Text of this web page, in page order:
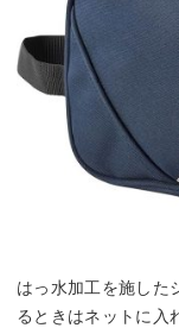
はっ水加工を施した
るときはネットに入